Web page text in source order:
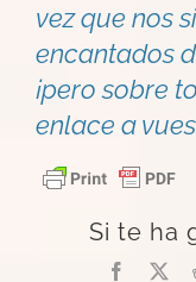
vez que nos
encantados
¡pero sobre
enlace a
Si te ha
X